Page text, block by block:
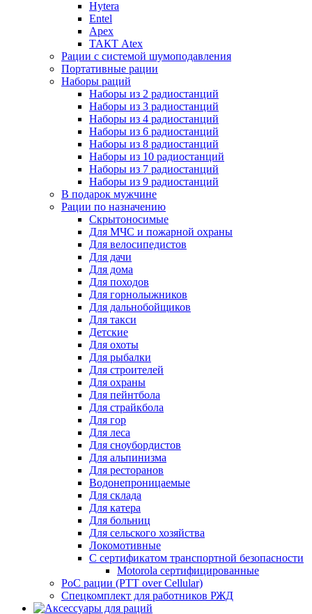
Hytera
Entel
Apex
ТАКТ Atex
Рации с системой шумоподавления
Портативные рации
Наборы раций
Наборы из 2 радиостанций
Наборы из 3 радиостанций
Наборы из 4 радиостанций
Наборы из 6 радиостанций
Наборы из 8 радиостанций
Наборы из 10 радиостанций
Наборы из 7 радиостанций
Наборы из 9 радиостанций
В подарок мужчине
Рации по назначению
Скрытоносимые
Для МЧС и пожарной охраны
Для велосипедистов
Для дачи
Для дома
Для походов
Для горнолыжников
Для дальнобойщиков
Для такси
Детские
Для охоты
Для рыбалки
Для строителей
Для охраны
Для пейнтбола
Для страйкбола
Для гор
Для леса
Для сноубордистов
Для альпинизма
Для ресторанов
Водонепроницаемые
Для склада
Для катера
Для больниц
Для сельского хозяйства
Локомотивные
С сертификатом транспортной безопасности
Motorola сертифицированные
PoC рации (PTT over Cellular)
Спецкомплект для работников РЖД